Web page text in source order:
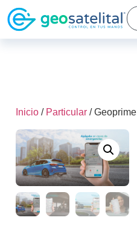
Inicio / Particular / Geoprime